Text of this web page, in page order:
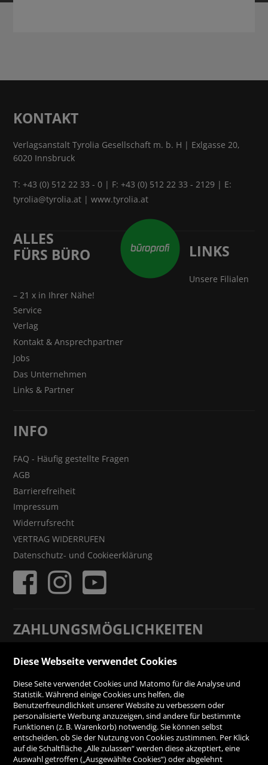
KONTAKT
Verlagsanstalt Tyrolia Gesellschaft m. b. H | Exlgasse 20,
6020 Innsbruck
T:+43 (0) 512 22 33 - 0 | F: +43 (0) 512 22 33 - 2129 | E:
tyrolia@tyrolia.at |www.tyrolia.at
ALLES
FÜRS BÜRO
LINKS
Unsere Filialen
– 21 x in Ihrer Nähe!
Service
Verlag
Kontakt & Ansprechpartner
Jobs
Das Unternehmen
Links & Partner
INFO
FAQ - Häufig gestellte Fragen
AGB
Barrierefreiheit
Impressum
Widerrufsrecht
VERTRAG WIDERRUFEN
Datenschutz- und Cookieerklärung
ZAHLUNGSMÖGLICHKEITEN
Rechnung
Vorauskasse
SICHER ONLINE SHOPPEN!
Diese Webseite verwendet Cookies
Diese Seite verwendet Cookies und Matomo für die Analyse und
Statistik. Während einige Cookies uns helfen, die
Benutzerfreundlichkeit unserer Website zu verbessern oder
personalisierte Werbung anzuzeigen, sind andere für bestimmte
Funktionen (z. B. Warenkorb) notwendig. Sie können selbst
entscheiden, ob Sie der Nutzung von Cookies zustimmen. Per Klick
auf die Schaltfläche „Alle zulassen“ werden diese akzeptiert, eine
Auswahl getroffen („Ausgewählte Cookies“) oder abgelehnt